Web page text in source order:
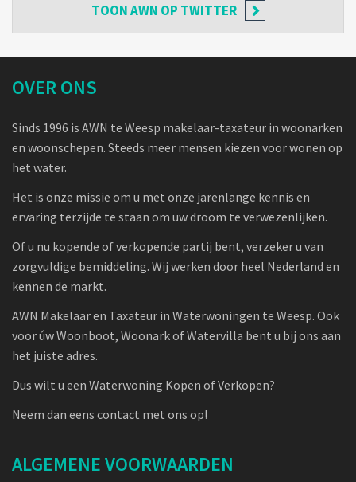
TOONAWN OP TWITTER
OVER ONS
Sinds 1996 is AWN te Weesp makelaar-taxateur in woonarken
en woonschepen. Steeds meer mensen kiezen voor wonen op
het water.
Het is onze missie om u met onze jarenlange kennis en
ervaring terzijde te staan om uw droom te verwezenlijken.
Of u nu kopende of verkopende partij bent, verzeker u van
zorgvuldige bemiddeling. Wij werken door heel Nederland en
kennen de markt.
AWN Makelaar en Taxateur in Waterwoningen te Weesp. Ook
voor úw Woonboot, Woonark of Watervilla bent u bij ons aan
het juiste adres.
Dus wilt u een Waterwoning Kopen of Verkopen?
Neem dan eens contact met ons op!
ALGEMENE VOORWAARDEN